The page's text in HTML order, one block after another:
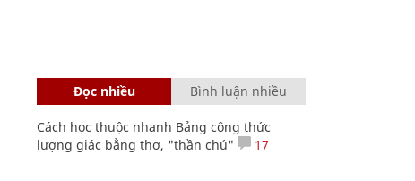
Đọc nhiều Bình luận nhiều
Cách học thuộc nhanh Bảng công thức
lượng giác bằng thơ, "thần chú"
17